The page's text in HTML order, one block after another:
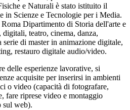
e Naturali è stato istituito il
in Scienze e Tecnologie per i Media.
Dipartimento di Storia dell'arte e
teatro, cinema, danza,
di master in animazione digitale,
restauro digitale audio/video.
delle esperienze lavorative, si
acquisite per inserirsi in ambienti
o video (capacità di fotografare,
fare riprese video e montaggio
sul web).